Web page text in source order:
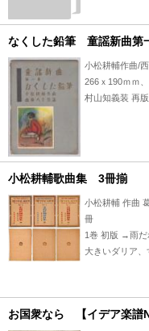
なくした鉛筆 童謡新曲第
小松耕輔作曲/
266ｘ190ｍｍ
村山知義装 再
小松耕輔歌曲集 3冊揃
小松耕輔 作曲
冊
1巻 初版 →雨
大きいダリア
お国衆なら 【イデア楽譜